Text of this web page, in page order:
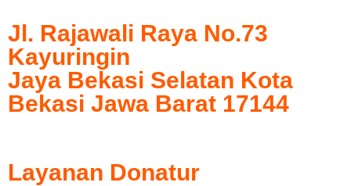
Jl. Rajawali Raya No.73
Kayuringin
Jaya Bekasi Selatan Kota
Bekasi Jawa Barat 17144
Layanan Donatur